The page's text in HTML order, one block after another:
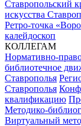
Ставропольский
искусства
Ретро-точка
калейдоскоп
КОЛЛЕГАМ
Нормативно-
библиотечное
Ставрополья
Ставрополья
квалификацию
Методико-
Виртуальный